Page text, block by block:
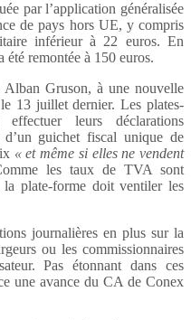
par l’application généralisée
de pays hors UE, y compris
inférieur à 22 euros. En
été remontée à 150 euros.
Gruson, à une nouvelle
13 juillet dernier. Les plates-
leurs déclarations
d’un guichet fiscal unique de
« et même si elles ne vendent
les taux de TVA sont
la plate-forme doit ventiler les
journalières en plus sur la
ou les commissionnaires
Pas étonnant dans ces
une avance du CA de Conex